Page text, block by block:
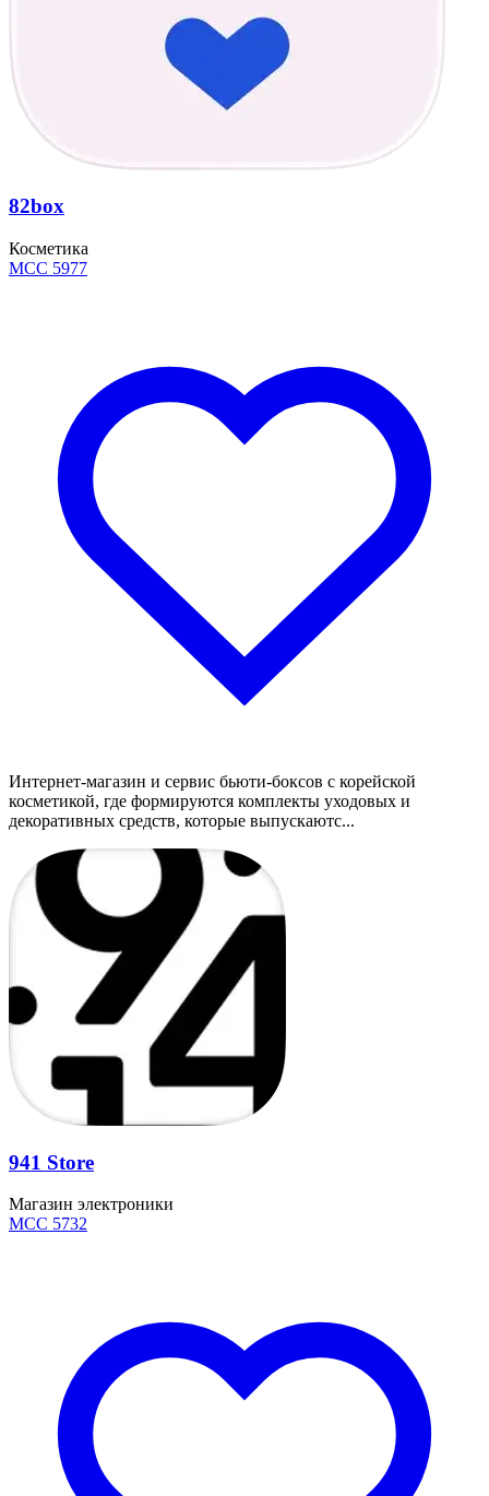
82box
Косметика
MCC 5977
Интернет-магазин и сервис бьюти-боксов с корейской
косметикой, где формируются комплекты уходовых и
декоративных средств, которые выпускаютс...
941 Store
Магазин электроники
MCC 5732